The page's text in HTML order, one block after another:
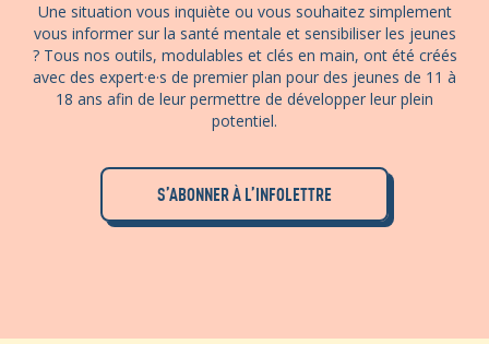
Une situation vous inquiète ou vous souhaitez simplement
vous informer sur la santé mentale et sensibiliser les jeunes
? Tous nos outils, modulables et clés en main, ont été créés
avec des expert·e·s de premier plan pour des jeunes de 11 à
18 ans afin de leur permettre de développer leur plein
potentiel.
S’ABONNER À L’INFOLETTRE